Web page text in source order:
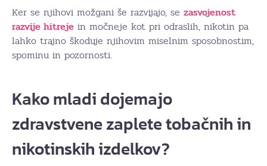
Ker se njihovi možgani še razvijajo, se zasvojenost
razvije hitreje in močneje kot pri odraslih, nikotin pa
lahko trajno škoduje njihovim miselnim sposobnostim,
spominu in pozornosti.
Kako mladi dojemajo
zdravstvene zaplete tobačnih in
nikotinskih izdelkov?